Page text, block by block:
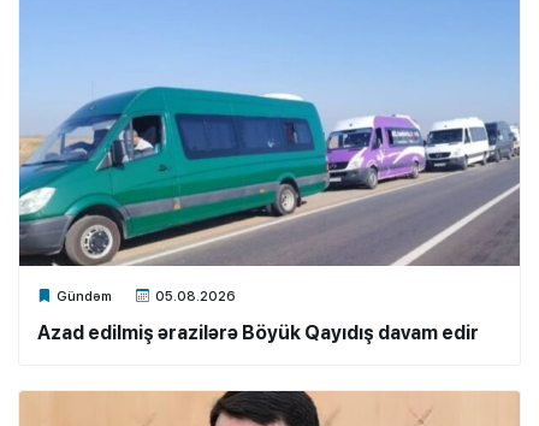
Gündəm 05.08.2026
Xalq.Online
Azad edilmiş ərazilərə Böyük Qayıdış davam edir